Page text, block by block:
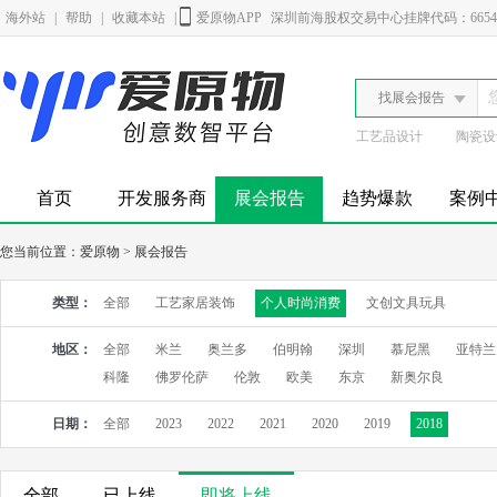
海外站 帮助 收藏本站 爱原物APP 深圳前海股权交易中心挂牌代码：
找展会报告
工艺品设计 陶瓷
首页 开发服务商 展会报告 趋势爆款 案例
您当前位置： 爱原物 > 展会报告
类型： 全部 工艺家居装饰 个人时尚消费 文创文具玩具
地区： 全部 米兰 奥兰多 伯明翰 深圳 慕尼黑
亚特
科隆
佛罗伦萨 伦敦 欧美 东京 新奥尔良
日期： 全部 2023 2022 2021 2020 2019 2018